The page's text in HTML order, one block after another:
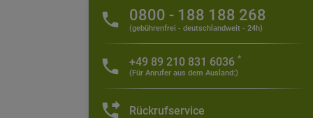
0800 - 188 188 268
(gebührenfrei - deutschlandweit - 24h)
+49 89 210 831 6036 *
(Für Anrufer aus dem Ausland:)
Rückrufservice